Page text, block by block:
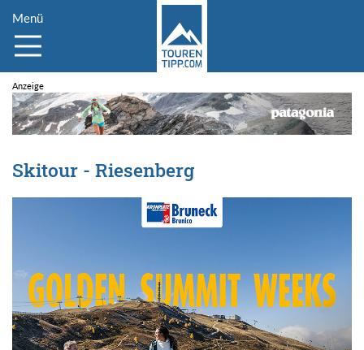
Menü
Skitour - Riesenberg